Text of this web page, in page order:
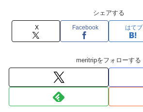
シェアする
X Facebook はてブ
meritripをフォローする